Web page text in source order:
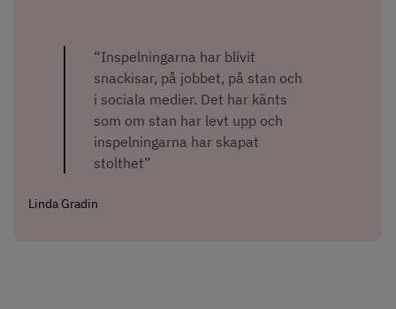
“Inspelningarna har blivit
snackisar, på jobbet, på stan och
i sociala medier. Det har känts
som om stan har levt upp och
inspelningarna har skapat
stolthet”
Linda Gradin